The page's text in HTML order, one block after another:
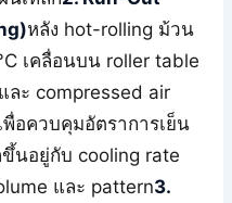
หลัง hot-rolling ม้วน
เคลื่อนบน roller table
ละ compressed air
อควบคุมอัตราการเย็น
นอยู่กับ cooling rate
และ pattern3.